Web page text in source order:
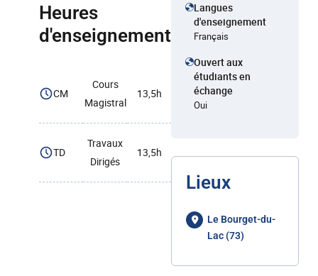
Heures
d'enseignement
CM
Cours
Magistral
13,5h
TD
Travaux
Dirigés
13,5h
Langues
d'enseignement
Français
Ouvert aux
étudiants en
échange
Oui
Lieux
Le Bourget-du-
Lac (73)